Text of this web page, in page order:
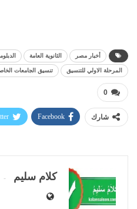
أخبار مصر الثانوية العامة
المرحلة الاولي للتنسيق تنسيق الجامعات
0
شارك Facebook
كلام سليم